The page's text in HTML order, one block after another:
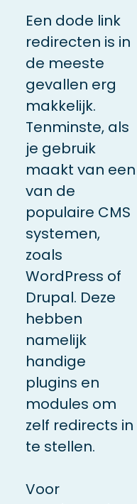
Een dode link
redirecten is in
de meeste
gevallen erg
makkelijk.
Tenminste, als
je gebruik
maakt van een
van de
populaire CMS
systemen,
zoals
WordPress of
Drupal. Deze
hebben
namelijk
handige
plugins en
modules om
zelf redirects in
te stellen.
Voor